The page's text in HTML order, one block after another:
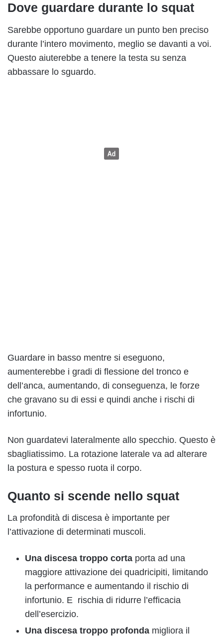
Dove guardare durante lo squat
Sarebbe opportuno guardare un punto ben preciso
durante l’intero movimento, meglio se davanti a voi.
Questo aiuterebbe a tenere la testa su senza
abbassare lo sguardo.
Guardare in basso mentre si eseguono,
aumenterebbe i gradi di flessione del tronco e
dell’anca, aumentando, di conseguenza, le forze
che gravano su di essi e quindi anche i rischi di
infortunio.
Non guardatevi lateralmente allo specchio. Questo è
sbagliatissimo. La rotazione laterale va ad alterare
la postura e spesso ruota il corpo.
Quanto si scende nello squat
La profondità di discesa è importante per
l’attivazione di determinati muscoli.
Una discesa troppo corta porta ad una
maggiore attivazione dei quadricipiti, limitando
la performance e aumentando il rischio di
infortunio. E rischia di ridurre l’efficacia
dell’esercizio.
Una discesa troppo profonda migliora il